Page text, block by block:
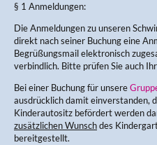
§ 1 Anmeldungen:
Die Anmeldungen zu unseren
direkt nach seiner Buchung eine
Begrüßungsmail elektronisch
verbindlich. Bitte prüfen Sie auch
Bei einer Buchung für unsere
ausdrücklich damit einverstanden,
Kinderautositz befördert werden
zusätzlichen Wunschdes
bereitgestellt.